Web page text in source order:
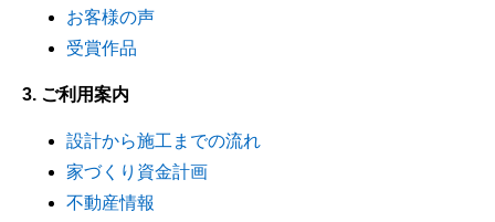
お客様の声
受賞作品
3. ご利用案内
設計から施工までの流れ
家づくり資金計画
不動産情報